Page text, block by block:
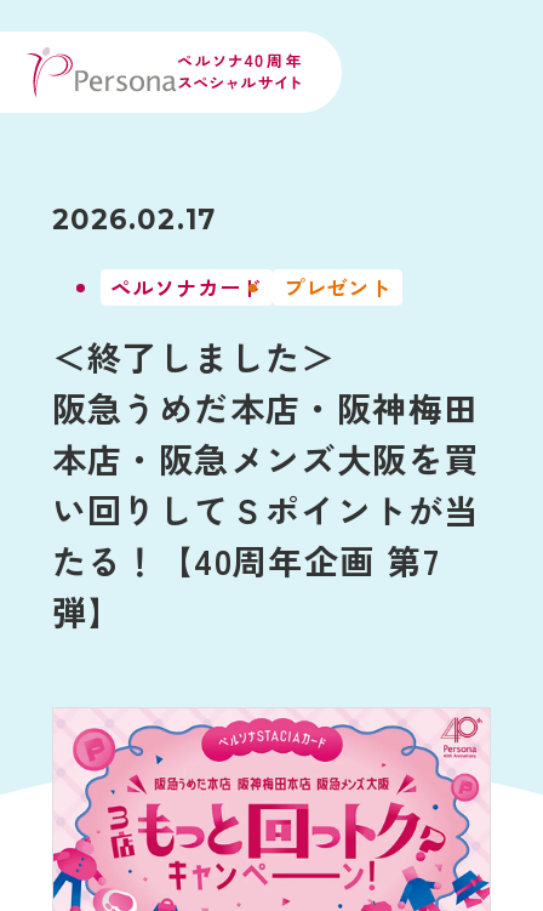
2026.02.17
ペルソナカード プレゼント
＜終了しました＞
阪急うめだ本店・阪神梅田
本店・阪急メンズ大阪を買
い回りしてＳポイントが当
たる！【40周年企画 第7
弾】